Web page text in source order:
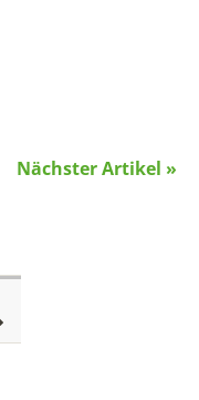
Nächster Artikel »